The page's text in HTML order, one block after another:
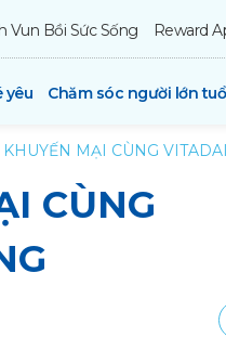
Vun Bồi Sức Sống Reward
yêu Chăm sóc người lớn
MẠI CÙNG
CÙNG